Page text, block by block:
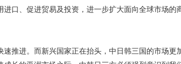
口、促进贸易及投资，进一步扩大面向全球市场的
进。而新兴国家正在抬头，中日韩三国的市场更